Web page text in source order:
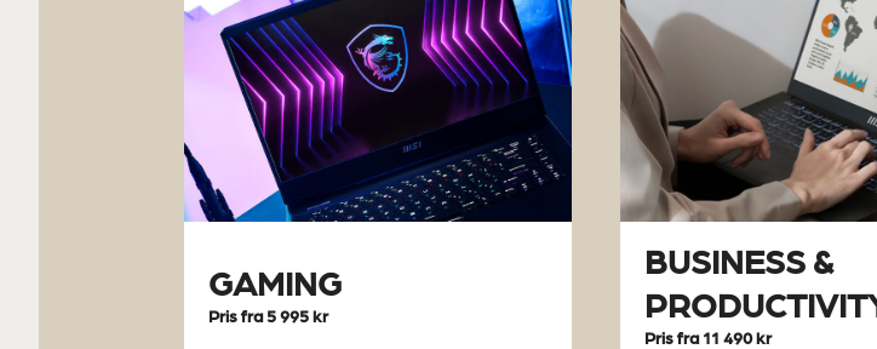
GAMING
Pris fra 5 995 kr
BUSINESS &
Pris fra 11 490 kr